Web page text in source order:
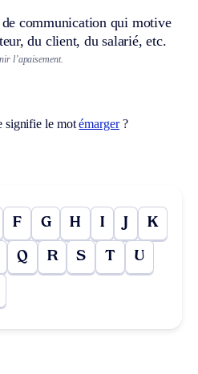
communication qui motive
du client, du salarié, etc.
l’apaisement.
signifie le motémarger?
F G H I J K
Q R S T U